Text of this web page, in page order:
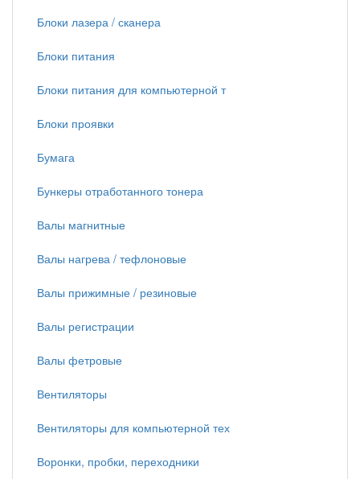
Блоки лазера / сканера
Блоки питания
Блоки питания для компьютерной т
Блоки проявки
Бумага
Бункеры отработанного тонера
Валы магнитные
Валы нагрева / тефлоновые
Валы прижимные / резиновые
Валы регистрации
Валы фетровые
Вентиляторы
Вентиляторы для компьютерной тех
Воронки, пробки, переходники